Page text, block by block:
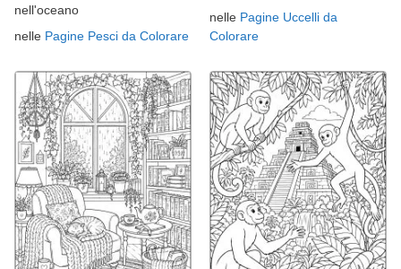
nell'oceano
nelle Pagine Pesci da Colorare
nelle Pagine Uccelli da
Colorare